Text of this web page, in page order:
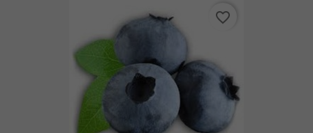
favorite_border